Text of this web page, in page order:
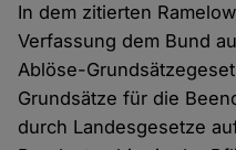
In dem zitierten
Verfassung dem Bund
Ablöse-
Grundsätze für die
durch Landesgesetze